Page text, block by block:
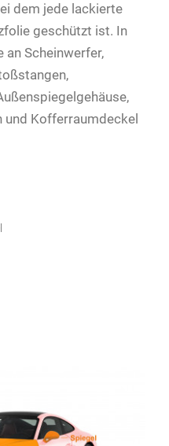
dem jede lackierte
geschützt ist. In
an Scheinwerfer,
und Kofferraumdeckel